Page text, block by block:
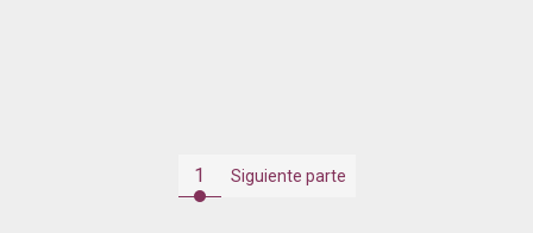
1 Siguiente parte